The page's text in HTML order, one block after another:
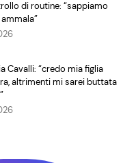
di routine: “sappiamo
Cavalli: “credo mia figlia
altrimenti mi sarei buttata